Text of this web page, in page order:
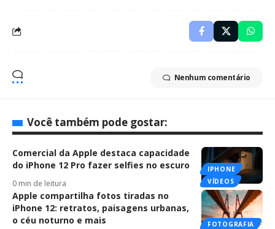
Nenhum comentário
Você também pode gostar:
IPHONE
VÍDEOS
Comercial da Apple destaca capacidade
do iPhone 12 Pro fazer selfies no escuro
0 min de leitura
FOTOGRAFIA
Apple compartilha fotos tiradas no
iPhone 12: retratos, paisagens urbanas,
o céu noturno e mais